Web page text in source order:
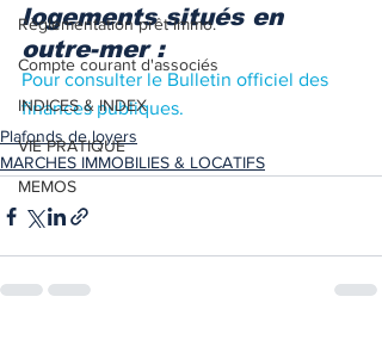
Règlementation prêt immo.
Compte courant d'associés
INDICES & INDEX
VIE PRATIQUE
MEMOS
logements situés en
outre-mer :
Pour consulter le Bulletin officiel des
finances publiques.
Plafonds de loyers
MARCHES IMMOBILIES & LOCATIFS